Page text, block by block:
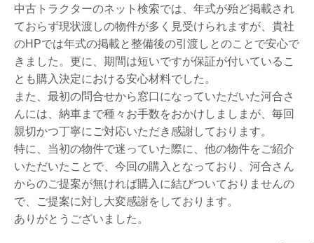
中古トラクターのネット検索では、年式が殆ど掲載され
ておらず現状渡しの物件が多く見受けられますが、貴社
のHPでは年式の掲載と整備後の引渡しとのことで安心で
きました。更に、期間は短いですが保証が付いているこ
とも購入決定における安心材料でした。
また、最初の問合せから窓口になっていただいた河合さ
んには、納車まで種々お手数をおかけしましまが、毎回
親切かつ丁寧にご対応いただき感謝しております。
特に、当初の物件で迷っていた際に、他の物件をご紹介
いただいたことで、今回の購入となっており、河合さん
からのご提案が無ければ購入に結びついておりませんの
で、ご提案に対し大変感謝をしております。
ありがとうございました。